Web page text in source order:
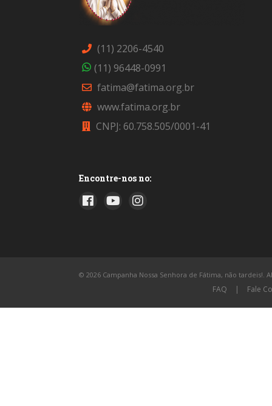
(11) 2206-4540
(11) 96448-0991
fatima@fatima.org.br
www.fatima.org.br
CNPJ: 60.758.505/0001-41
Encontre-nos no:
© 2026 Campanha Nossa Senhora de Fátima, não tardeis!.
FAQ | Fale